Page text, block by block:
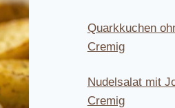
Quarkkuchen
Cremig
Nudelsalat mit
Cremig